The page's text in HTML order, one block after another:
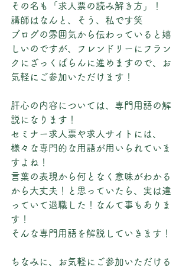
その名も「求人票の読み解き方」！
講師はなんと、そう、私です笑
ブログの雰囲気から伝わっていると嬉
しいのですが、フレンドリーにフラン
クにざっくばらんに進めますので、お
気軽にご参加いただけます！
肝心の内容については、専門用語の解
説になります！
セミナー求人票や求人サイトには、
様々な専門的な用語が用いられていま
すよね！
言葉の表現から何となく意味がわかる
から大丈夫！と思っていたら、実は違
っていて退職した！なんて事もありま
す！
そんな専門用語を解説していきます！
ちなみに、お気軽にご参加いただける